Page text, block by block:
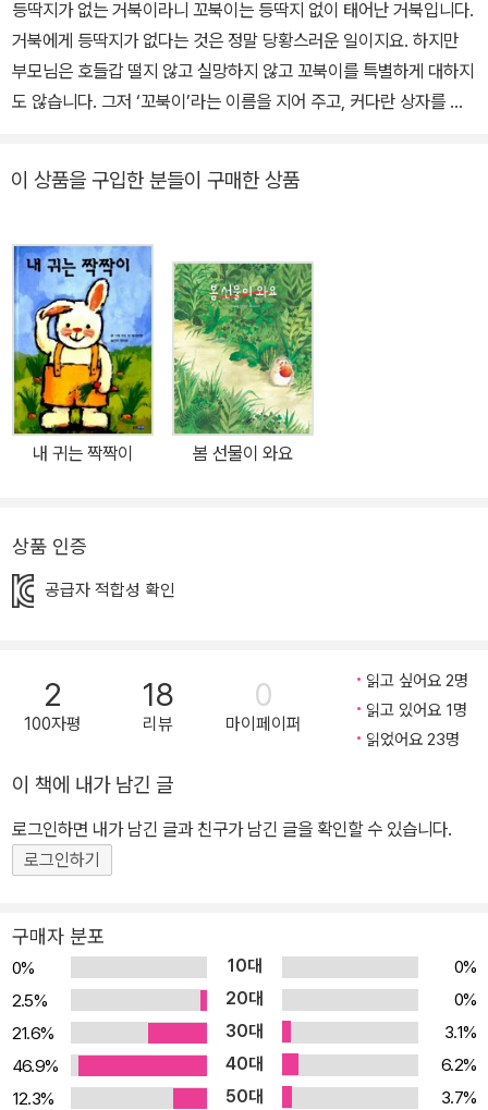
등딱지가 없는 거북이라니 꼬북이는 등딱지 없이 태어난 거북입니다.
거북에게 등딱지가 없다는 것은 정말 당황스러운 일이지요. 하지만
부모님은 호들갑 떨지 않고 실망하지 않고 꼬북이를 특별하게 대하지
도 않습니다. 그저 ‘꼬북이’라는 이름을 지어 주고, 커다란 상자를 구
줍니다. 말 한마디의 힘 남들에게서 아무 말도 듣지 않았을 때는, 그러
말정말 마음에 들었어요. 하지만 “네 등딱지는 이상해!”라는 말을 듣
는 순간, 갑자기 마음이 변합니다. 등딱지가 커서 좋다고 생각했는데
이제는 등딱지가 큰 게 싫습니다. 생긴 것도 이상해 보이고요. 말 한마
디에 꼬북이의 세계는 완전히 달라져 버립니다. 껍데기보다 중요한
것 꼬북이는 등딱지를 버리고 새 등딱지를 찾아 나섭니다. 아마도, 주
변에서 좋은 평가를 들을 만한, 그런 등딱지를 찾아서요. 주변의 기준
에 맞추기 위해 얼마간의 희생이나 인내도 감수할 각오가 되어 있지
만, 이 세상에 꼬북이에게 맞는 등딱지는 아무래도 없는 것 같습니다.
데기를요. 직관적이고 유머러스한 그림과 깊이 있으면서도 쉬운 메시
지 <상자거북>은 자기 자신을 알아가는 과정에서 알게 되는 우정의
느끼게 해 줍니다. 어떤 모습이든 자신을 사랑하고, 상대를 인정하는
꼬북이와 소라게, 그리고 꼬북이의 부모님을 지금 바로 만나 보세요!
이 상품을 구입한 분들이 구매한 상품
내 귀는 짝짝이 봄 선물이 와요
상품 인증
공급자 적합성 확인
2
100자평
18
리뷰
0
마이페이퍼
읽고 싶어요 2명
읽고 있어요 1명
읽었어요 23명
이 책에 내가 남긴 글
로그인하면 내가 남긴 글과 친구가 남긴 글을 확인할 수 있습니다.
로그인하기
구매자 분포
0% 10대
0%
2.5%
20대
0%
21.6%
30대
3.1%
46.9%
40대
6.2%
12.3%
50대
3.7%